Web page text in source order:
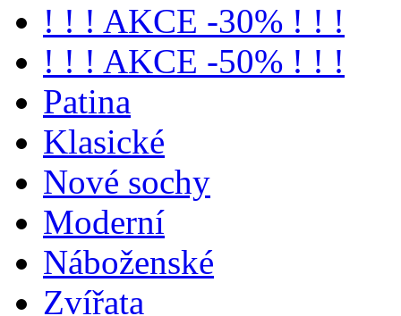
! ! ! AKCE -30% ! ! !
! ! ! AKCE -50% ! ! !
Patina
Klasické
Nové sochy
Moderní
Náboženské
Zvířata